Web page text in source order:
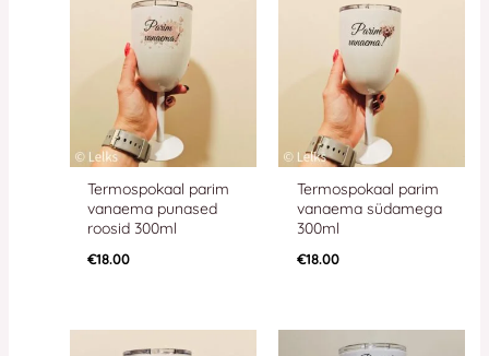
Termospokaal parim
vanaema punased
roosid 300ml
€18.00
Termospokaal parim
vanaema südamega
300ml
€18.00